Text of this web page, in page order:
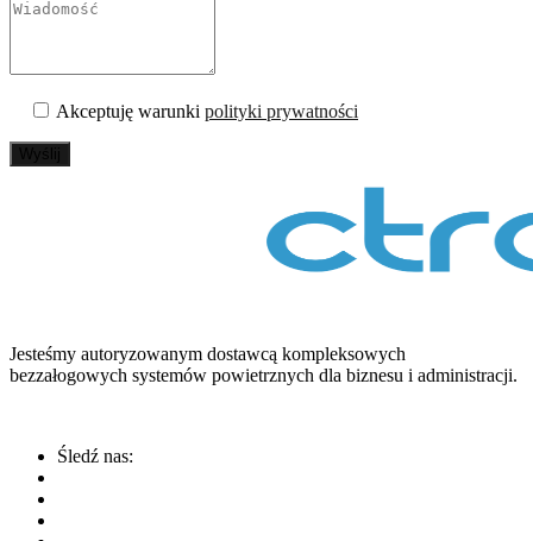
Akceptuję warunki polityki prywatności
Wyślij
Jesteśmy autoryzowanym dostawcą kompleksowych
bezzałogowych systemów powietrznych dla biznesu i administracji.
Śledź nas: